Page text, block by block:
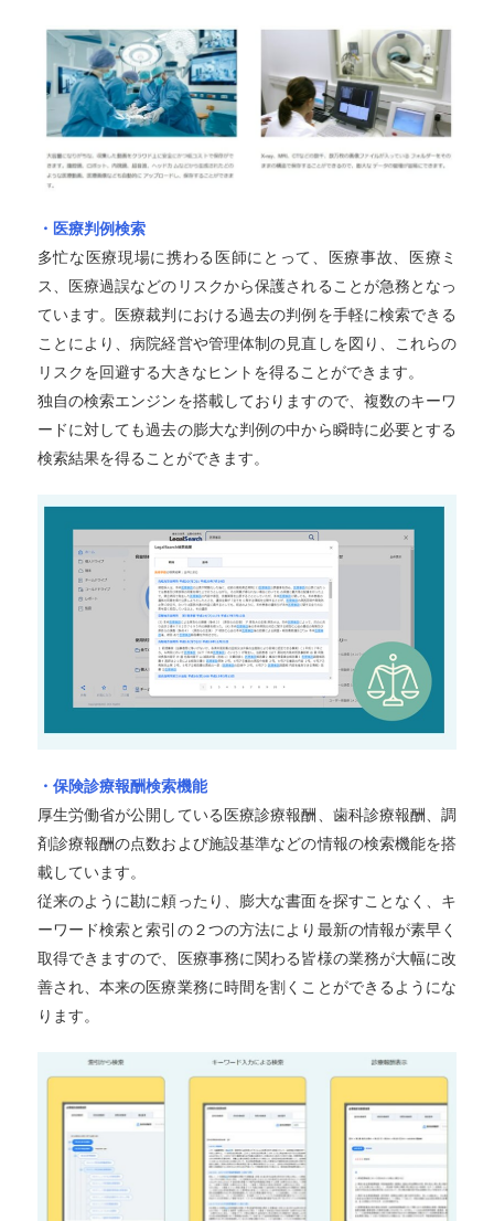
・医療判例検索
多忙な医療現場に携わる医師にとって、医療事故、医療ミ
ス、医療過誤などのリスクから保護されることが急務となっ
ています。医療裁判における過去の判例を手軽に検索できる
ことにより、病院経営や管理体制の見直しを図り、これらの
リスクを回避する大きなヒントを得ることができます。
独自の検索エンジンを搭載しておりますので、複数のキーワ
ードに対しても過去の膨大な判例の中から瞬時に必要とする
検索結果を得ることができます。
・保険診療報酬検索機能
厚生労働省が公開している医療診療報酬、歯科診療報酬、調
剤診療報酬の点数および施設基準などの情報の検索機能を搭
載しています。
従来のように勘に頼ったり、膨大な書面を探すことなく、キ
ーワード検索と索引の２つの方法により最新の情報が素早く
取得できますので、医療事務に関わる皆様の業務が大幅に改
善され、本来の医療業務に時間を割くことができるようにな
ります。